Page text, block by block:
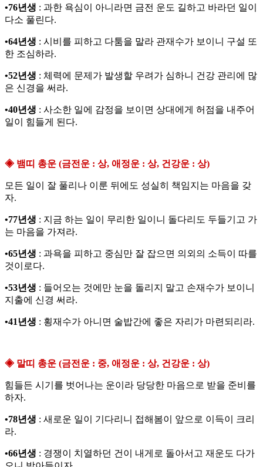
•76년생 : 과한 욕심이 아니라면 금전 운도 길하고 바라던 일이
다소 풀린다.
•64년생 : 시비를 피하고 다툼을 말라 관재수가 보이니 구설 또
한 조심하라.
•52년생 : 체력에 문제가 발생할 우려가 심하니 건강 관리에 많
은 신경을 써라.
•40년생 : 사소한 일에 감정을 보이면 상대에게 허점을 내주어
일이 힘들게 된다.
◈ 뱀띠 총운 (금전운 : 상, 애정운 : 상, 건강운 : 상)
모든 일이 잘 풀리나 이룬 뒤에도 성실히 책임지는 마음을 갖
자.
•77년생 : 지금 하는 일이 무리한 일이니 돌다리도 두들기고 가
는 마음을 가져라.
•65년생 : 과욕을 피하고 중심만 잘 잡으면 의외의 소득이 따를
것이로다.
•53년생 : 들어오는 것에만 눈을 돌리지 말고 손재수가 보이니
지출에 신경 써라.
•41년생 : 횡재수가 아니면 술밥간에 좋은 자리가 마련되리라.
◈ 말띠 총운 (금전운 : 중, 애정운 : 상, 건강운 : 상)
힘들든 시기를 벗어나는 운이라 당당한 마음으로 받을 준비를
하자.
•78년생 : 새로운 일이 기다리니 접해봄이 앞으로 이득이 크리
라.
•66년생 : 경쟁이 치열하던 건이 내게로 돌아서고 재운도 다가